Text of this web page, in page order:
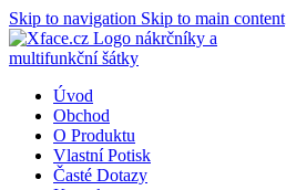
Skip to navigation Skip to main content
Úvod
Obchod
O Produktu
Vlastní Potisk
Časté Dotazy